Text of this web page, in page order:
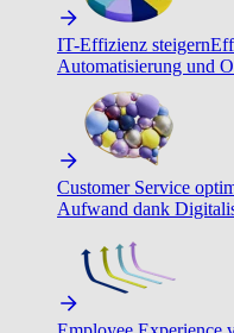
IT-Effizienz steigern
Automatisierung und
Customer Service
Aufwand dank